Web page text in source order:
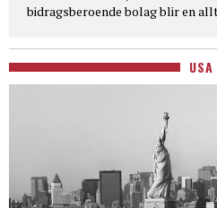
bidragsberoende bolag blir en
USA